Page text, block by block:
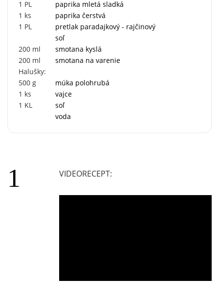
1 PL
paprika mletá sladká
1 ks
paprika čerstvá
1 PL
pretlak paradajkový - rajčinový
soľ
200 ml
smotana kyslá
200 ml
smotana na varenie
Halušky:
500 g
múka polohrubá
1 ks
vajce
1 KL
soľ
voda
VIDEORECEPT: